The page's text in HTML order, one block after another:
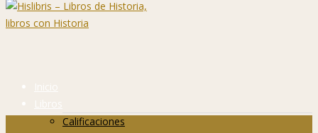
Inicio
Libros
Calificaciones